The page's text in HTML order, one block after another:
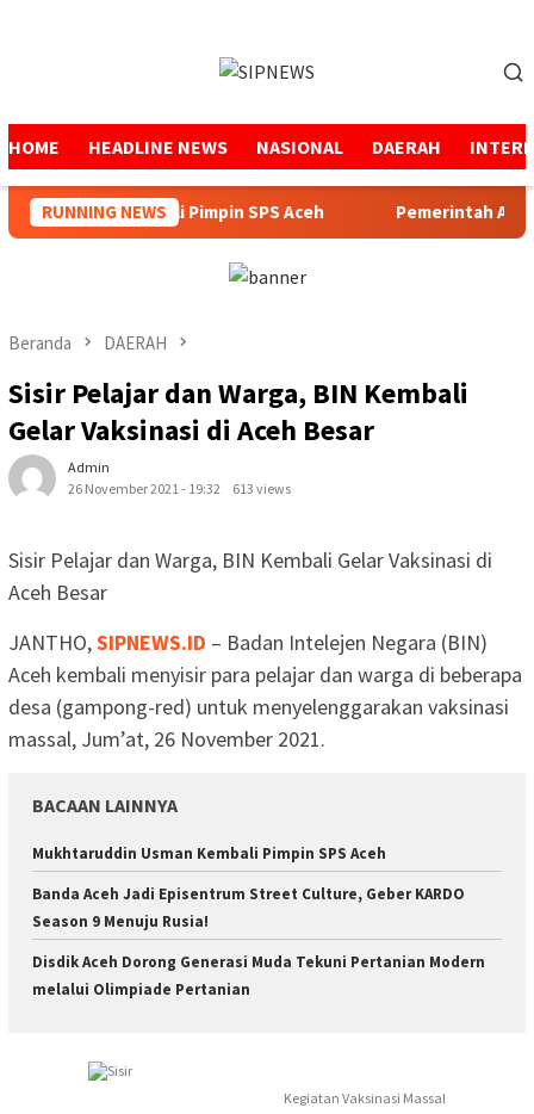
HOME HEADLINE NEWS NASIONAL DAERAH
RUNNING NEWS
Usman Kembali Pimpin SPS Aceh Pemerintah Aceh
Beranda DAERAH
Sisir Pelajar dan Warga, BIN Kembali
Gelar Vaksinasi di Aceh Besar
Admin
26 November 2021 - 19:32
613 views
Sisir Pelajar dan Warga, BIN Kembali Gelar Vaksinasi di
Aceh Besar
JANTHO,SIPNEWS.ID – Badan Intelejen Negara (BIN)
Aceh kembali menyisir para pelajar dan warga di beberapa
desa (gampong-red) untuk menyelenggarakan vaksinasi
massal, Jum’at, 26 November 2021.
BACAAN LAINNYA
Mukhtaruddin Usman Kembali Pimpin SPS Aceh
Banda Aceh Jadi Episentrum Street Culture, Geber KARDO
Season 9 Menuju Rusia!
Disdik Aceh Dorong Generasi Muda Tekuni Pertanian Modern
melalui Olimpiade Pertanian
Kegiatan Vaksinasi Massal